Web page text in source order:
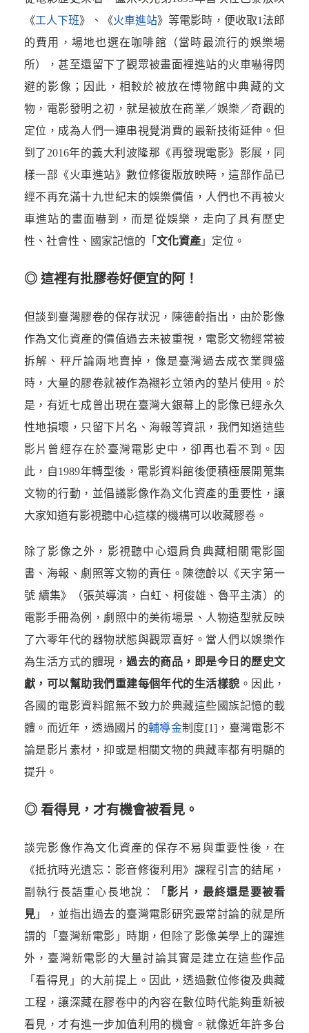
《工人下班》、《火車進站》等電影時，便收取1法郎
的費用，場地也選在咖啡館（當時最流行的娛樂場
所），甚至還留下了觀眾被畫面裡進站的火車嚇得閃
避的影像；因此，相較於被放在博物館中典藏的文
物，電影發明之初，就是被放在商業／娛樂／奇觀的
定位，成為人們一連串視覺消費的最新技術延伸。但
到了2016年的義大利波隆那《再發現電影》影展，同
樣一部《火車進站》數位修復版放映時，這部作品已
經不再充滿十九世紀末的娛樂價值，人們也不再被火
車進站的畫面嚇到，而是從娛樂，走向了具有歷史
性、社會性、國家記憶的「 文化資產 」定位。
◎ 這裡有批膠卷好便宜的阿！
但談到臺灣膠卷的保存狀況，陳德齡指出，由於影像
作為文化資產的價值過去未被重視，電影文物經常被
拆解、秤斤論兩地賣掉，像是臺灣過去成衣業興盛
時，大量的膠卷就被作為襯衫立領內的墊片使用。於
是，有近七成曾出現在臺灣大銀幕上的影像已經永久
性地損壞，只留下片名、海報等資訊，我們知道這些
影片曾經存在於臺灣電影史中，卻再也看不到。因
此，自1989年轉型後，電影資料館後便積極展開蒐集
文物的行動，並倡議影像作為文化資產的重要性，讓
大家知道有影視聽中心這樣的機構可以收藏膠卷。
除了影像之外，影視聽中心還肩負典藏相關電影圖
書、海報、劇照等文物的責任。陳德齡以《天字第一
號 續集》（張英導演，白虹、柯俊雄、魯平主演）的
電影手冊為例，劇照中的美術場景、人物造型就反映
了六零年代的器物狀態與觀眾喜好。當人們以娛樂作
為生活方式的體現，過去的商品，即是今日的歷史文
獻，可以幫助我們重建每個年代的生活樣貌 。因此，
各國的電影資料館無不致力於典藏這些國族記憶的載
體。而近年，透過國片的輔導金制度[1]，臺灣電影不
論是影片素材，抑或是相關文物的典藏率都有明顯的
提升。
◎ 看得見，才有機會被看見。
談完影像作為文化資產的保存不易與重要性後，在
《抵抗時光遺忘：影音修復利用》課程引言的結尾，
副執行長語重心長地說：「 影片，最終還是要被看
見 」，並指出過去的臺灣電影研究最常討論的就是所
謂的「臺灣新電影」時期，但除了影像美學上的躍進
外，臺灣新電影的大量討論其實是建立在這些作品
「看得見」的大前提上。因此，透過數位修復及典藏
工程，讓深藏在膠卷中的內容在數位時代能夠重新被
看見，才有進一步加值利用的機會。就像近年許多台